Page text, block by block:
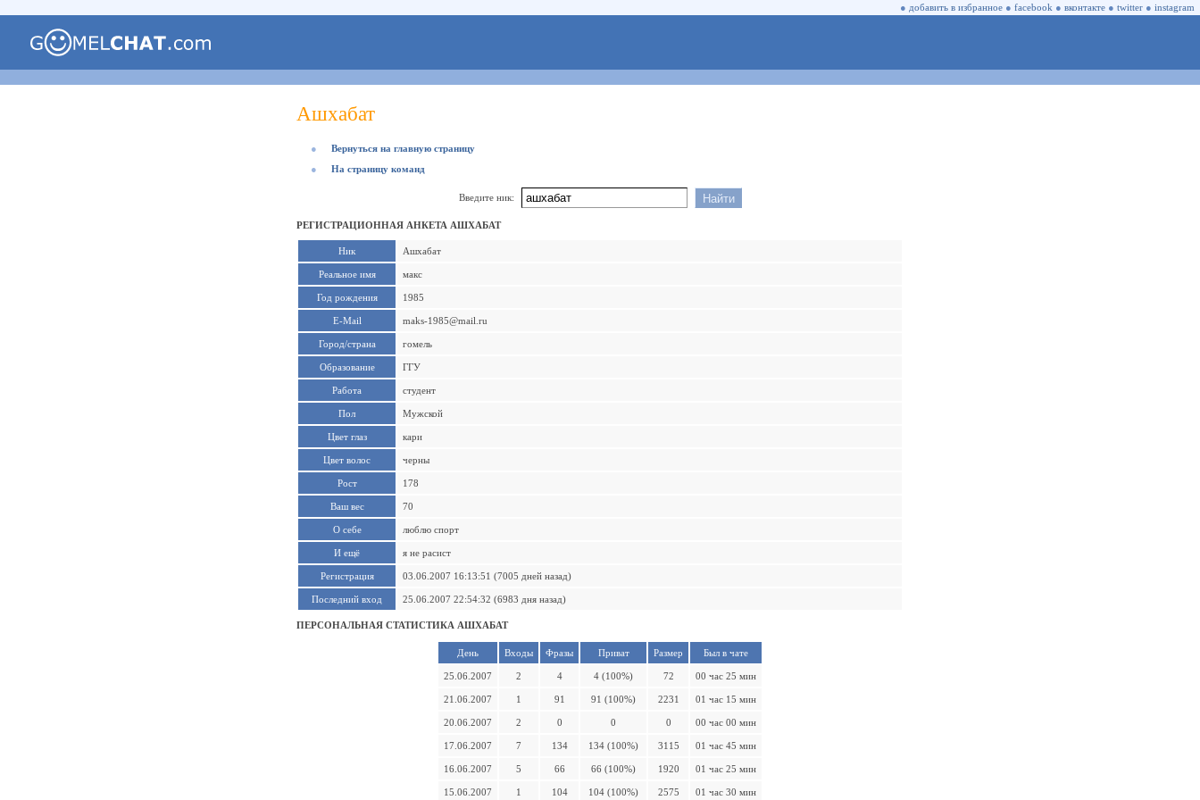
● добавить в избранное ● facebook ● вконтакте ● twitter ● instagram
Ашхабат
●
Вернуться на главную страницу
●
На страницу команд
Введите ник:
РЕГИСТРАЦИОННАЯ АНКЕТА АШХАБАТ
Ник Ашхабат
Реальное имя макс
Год рождения 1985
E-Mail maks-1985@mail.ru
Город/страна гомель
Образование ГГУ
Работа студент
Пол Мужской
Цвет глаз кари
Цвет волос черны
Рост 178
Ваш вес 70
О себе люблю спорт
И ещё я не расист
Регистрация 03.06.2007 16:13:51 (7005 дней назад)
Последний вход 25.06.2007 22:54:32 (6983 дня назад)
ПЕРСОНАЛЬНАЯ СТАТИСТИКА АШХАБАТ
День Входы Фразы Приват Размер Был в чате
25.06.2007 2 4 4 (100%) 72 00 час 25 мин
21.06.2007 1 91 91 (100%) 2231 01 час 15 мин
20.06.2007 2 0 0 0 00 час 00 мин
17.06.2007 7 134 134 (100%) 3115 01 час 45 мин
16.06.2007 5 66 66 (100%) 1920 01 час 25 мин
15.06.2007 1 104 104 (100%) 2575 01 час 30 мин